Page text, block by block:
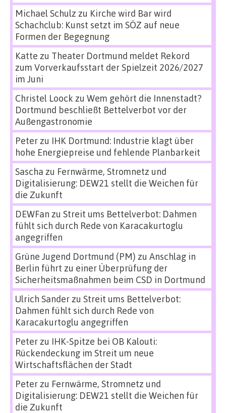
Michael Schulz zu Kirche wird Bar wird
Schachclub: Kunst setzt im SÖZ auf neue
Formen der Begegnung
Katte zu Theater Dortmund meldet Rekord
zum Vorverkaufsstart der Spielzeit 2026/2027
im Juni
Christel Loock zu Wem gehört die Innenstadt?
Dortmund beschließt Bettelverbot vor der
Außengastronomie
Peterzu IHK Dortmund: Industrie klagt über
hohe Energiepreise und fehlende Planbarkeit
Sascha zu Fernwärme, Stromnetz und
Digitalisierung: DEW21 stellt die Weichen für
die Zukunft
DEWFan zu Streit ums Bettelverbot: Dahmen
fühlt sich durch Rede von Karacakurtoglu
angegriffen
Grüne Jugend Dortmund (PM) zu Anschlag in
Berlin führt zu einer Überprüfung der
Sicherheitsmaßnahmen beim CSD in Dortmund
Ulrich Sanderzu Streit ums Bettelverbot:
Dahmen fühlt sich durch Rede von
Karacakurtoglu angegriffen
Peterzu IHK-Spitze bei OB Kalouti:
Rückendeckung im Streit um neue
Wirtschaftsflächen der Stadt
Peterzu Fernwärme, Stromnetz und
Digitalisierung: DEW21 stellt die Weichen für
die Zukunft